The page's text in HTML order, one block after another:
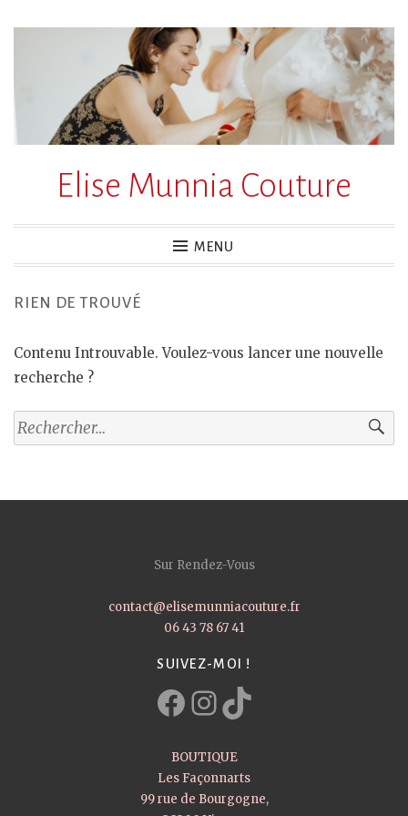
Elise Munnia Couture
MENU
RIEN DE TROUVÉ
Contenu Introuvable. Voulez-vous lancer une nouvelle
recherche ?
Rechercher :
Sur Rendez-Vous
contact@elisemunniacouture.fr
06 43 78 67 41
SUIVEZ-MOI !
Facebook InstagramTikTok
BOUTIQUE
Les Façonnarts
99 rue de Bourgogne,